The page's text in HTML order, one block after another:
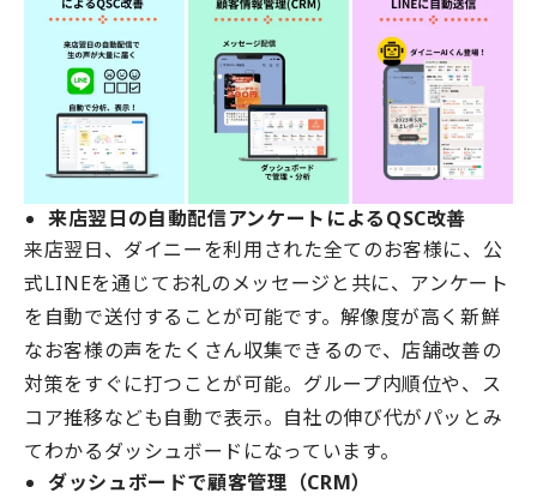
来店翌日の自動配信アンケートによるQSC改善
来店翌日、ダイニーを利用された全てのお客様に、公
式LINEを通じてお礼のメッセージと共に、アンケート
を自動で送付することが可能です。解像度が高く新鮮
なお客様の声をたくさん収集できるので、店舗改善の
対策をすぐに打つことが可能。グループ内順位や、ス
コア推移なども自動で表示。自社の伸び代がパッとみ
てわかるダッシュボードになっています。
ダッシュボードで顧客管理（CRM）